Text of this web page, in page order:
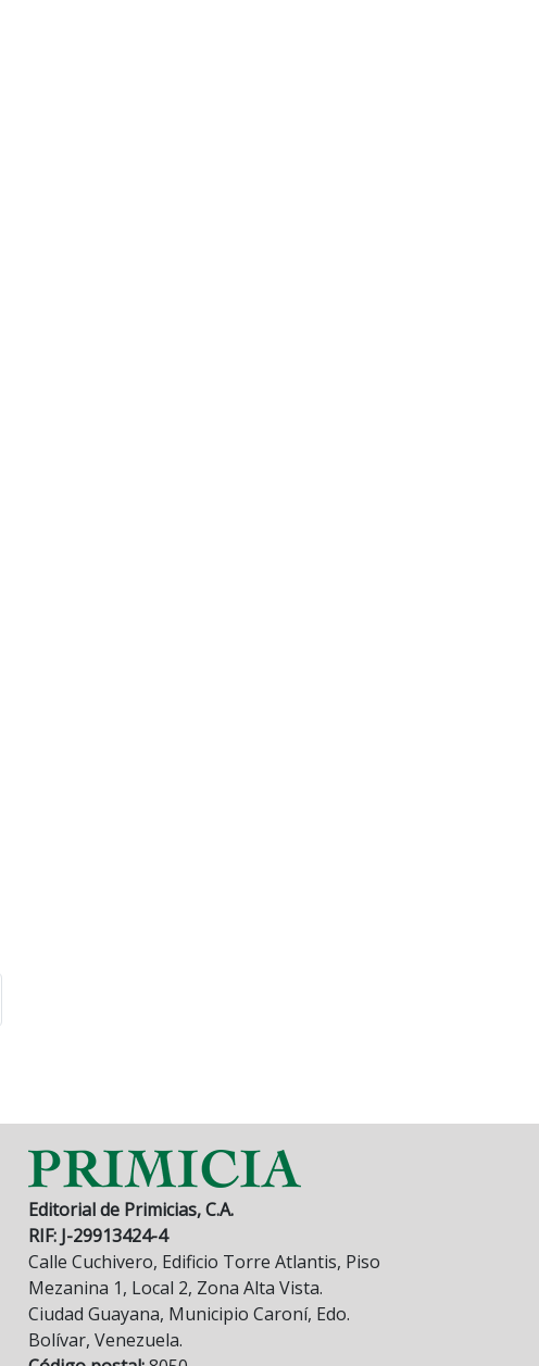
Editorial de Primicias, C.A.
RIF: J-29913424-4
Calle Cuchivero, Edificio Torre Atlantis, Piso
Mezanina 1, Local 2, Zona Alta Vista.
Ciudad Guayana, Municipio Caroní, Edo.
Bolívar, Venezuela.